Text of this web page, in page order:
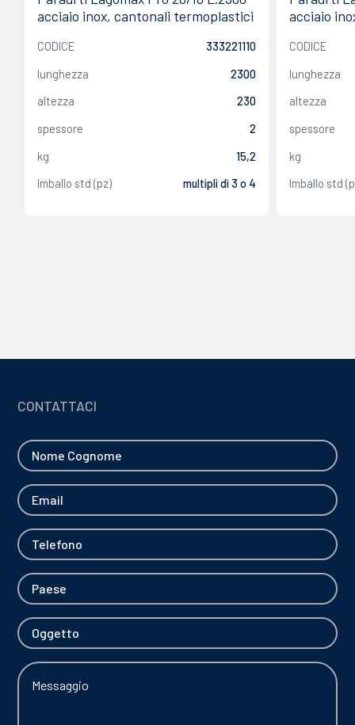
acciaio inox, cantonali termoplastici
CODICE
333221110
lunghezza
2300
altezza
230
spessore
2
kg
15,2
Imballo std (pz)
multipli di 3 o 4
acciaio
CODICE
lunghezza
altezza
spessore
kg
Imballo std
CONTATTACI